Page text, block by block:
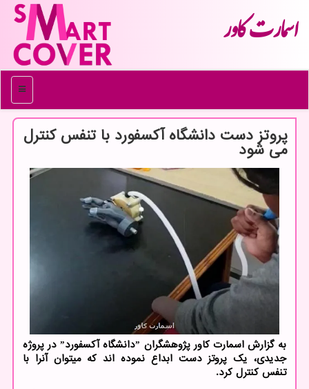
اسمارت كاور
منو
پروتز دست دانشگاه آکسفورد با تنفس کنترل
می شود
به گزارش اسمارت کاور پژوهشگران ˮدانشگاه آکسفوردˮ در پروژه
جدیدی، یک پروتز دست ابداع نموده اند که میتوان آنرا با
تنفس کنترل کرد.